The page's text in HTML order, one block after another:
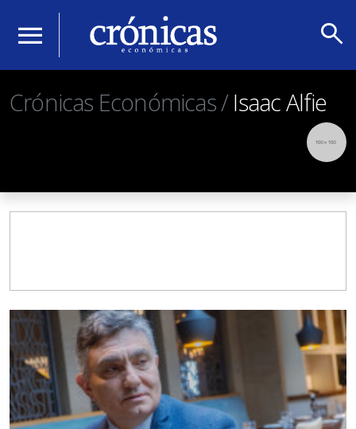
menu search
Crónicas Económicas /Isaac Alfie